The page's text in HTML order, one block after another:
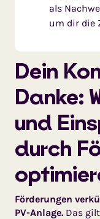
als
um dir die
Dein
Danke:
und
durch
Förderungen
PV-Anlage. Das